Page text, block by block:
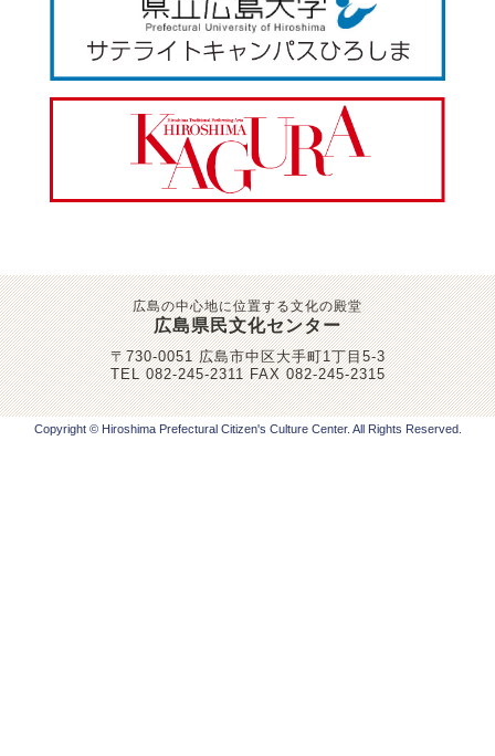
広島の中心地に位置する文化の殿堂
広島県民文化センター
〒730-0051広島市中区大手町1丁目5-3
TEL 082-245-2311FAX 082-245-2315
Copyright © Hiroshima Prefectural Citizen's Culture Center. All Rights Reserved.